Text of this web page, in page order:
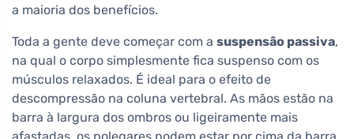
a maioria dos benefícios.
Toda a gente deve começar com a suspensão passiva,
na qual o corpo simplesmente fica suspenso com os
músculos relaxados. É ideal para o efeito de
descompressão na coluna vertebral. As mãos estão na
barra à largura dos ombros ou ligeiramente mais